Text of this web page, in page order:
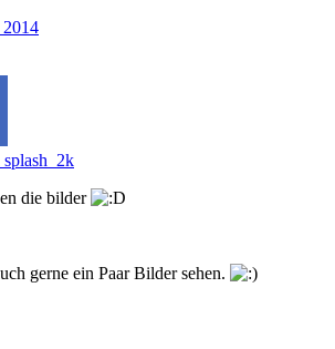
die bilder
gerne ein Paar Bilder sehen.